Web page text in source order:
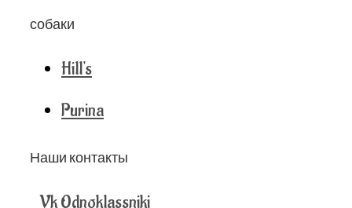
собаки
Hill's
Purina
Наши контакты
VkOdnoklassniki